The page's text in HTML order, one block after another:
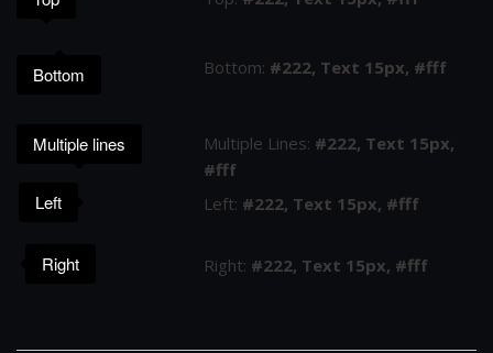
Bottom Bottom: #222, Text 15px, #fff
Multiple lines Multiple Lines: #222, Text 15px,
#fff
Left Left: #222, Text 15px, #fff
Right Right: #222, Text 15px, #fff